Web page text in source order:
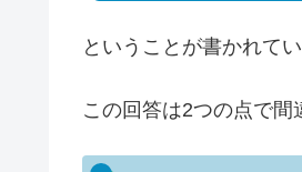
ということが書かれて
この回答は2つの点で間